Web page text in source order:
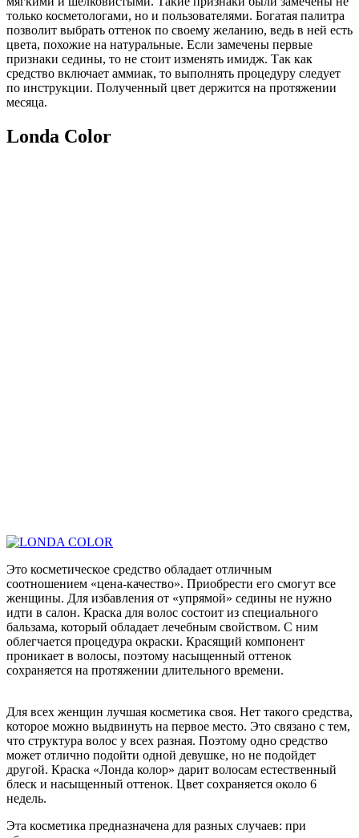
только косметологами, но и пользователями. Богатая палитра
позволит выбрать оттенок по своему желанию, ведь в ней есть
цвета, похожие на натуральные. Если замечены первые
признаки седины, то не стоит изменять имидж. Так как
средство включает аммиак, то выполнять процедуру следует
по инструкции. Полученный цвет держится на протяжении
месяца.
Londa Color
Это косметическое средство обладает отличным
соотношением «цена-качество». Приобрести его смогут все
женщины. Для избавления от «упрямой» седины не нужно
идти в салон. Краска для волос состоит из специального
бальзама, который обладает лечебным свойством. С ним
облегчается процедура окраски. Красящий компонент
проникает в волосы, поэтому насыщенный оттенок
сохраняется на протяжении длительного времени.
Для всех женщин лучшая косметика своя. Нет такого средства,
которое можно выдвинуть на первое место. Это связано с тем,
что структура волос у всех разная. Поэтому одно средство
может отлично подойти одной девушке, но не подойдет
другой. Краска «Лонда колор» дарит волосам естественный
блеск и насыщенный оттенок. Цвет сохраняется около 6
недель.
Эта косметика предназначена для разных случаев: при